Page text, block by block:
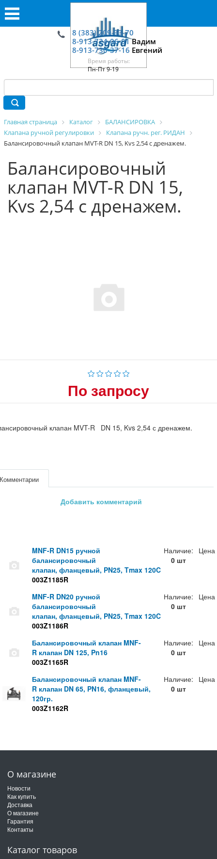
8 (383) 209-33-70
8-913-724-06-01Вадим
8-913-730-37-16 Евгений
Время работы:
Пн-Пт 9-19
Главная страница Каталог
БАЛАНСИРОВКА
Клапана ручной регулировки
Клапана ручн. рег. РИДАН
Балансировочный клапан MVT-R DN 15, Kvs 2,54 с дренажем.
Балансировочный
клапан MVT-R DN 15,
Kvs 2,54 с дренажем.
По запросу
клапан MVT-R DN 15, Kvs 2,54 с дренажем.
Добавить комментарий
MNF-R DN15 ручной
балансировочный
клапан, фланцевый, PN25, Tmax 120C
003Z1185R
Наличие:
0 шт
Цена
MNF-R DN20 ручной
балансировочный
клапан, фланцевый, PN25, Tmax 120C
003Z1186R
Наличие:
0 шт
Цена
Балансировочный клапан MNF-
R клапан DN 125, Pn16
003Z1165R
Наличие:
0 шт
Цена
Балансировочный клапан MNF-
R клапан DN 65, PN16, фланцевый,
120гр.
003Z1162R
Наличие:
0 шт
Цена
О магазине
Новости
Как купить
Доставка
О магазине
Гарантия
Контакты
Каталог товаров